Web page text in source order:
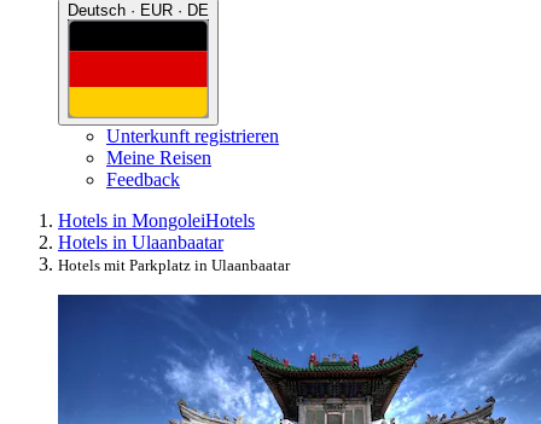
Deutsch · EUR · DE
Unterkunft registrieren
Meine Reisen
Feedback
Hotels in MongoleiHotels
Hotels in Ulaanbaatar
Hotels mit Parkplatz in Ulaanbaatar